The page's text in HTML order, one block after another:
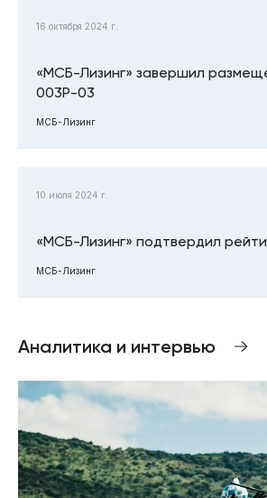
16 октября 2024 г.
«МСБ-Лизинг» завершил
003Р-03
МСБ-Лизинг
10 июля 2024 г.
«МСБ-Лизинг» подтвердил
МСБ-Лизинг
Аналитика и интервью